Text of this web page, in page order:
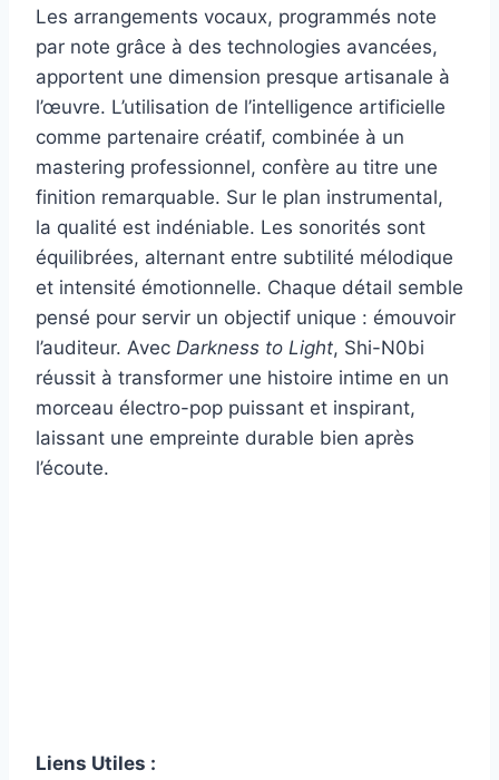
Les arrangements vocaux, programmés note
par note grâce à des technologies avancées,
apportent une dimension presque artisanale à
l’œuvre. L’utilisation de l’intelligence artificielle
comme partenaire créatif, combinée à un
mastering professionnel, confère au titre une
finition remarquable. Sur le plan instrumental,
la qualité est indéniable. Les sonorités sont
équilibrées, alternant entre subtilité mélodique
et intensité émotionnelle. Chaque détail semble
pensé pour servir un objectif unique : émouvoir
l’auditeur. Avec Darkness to Light, Shi-N0bi
réussit à transformer une histoire intime en un
morceau électro-pop puissant et inspirant,
laissant une empreinte durable bien après
l’écoute.
Liens Utiles :